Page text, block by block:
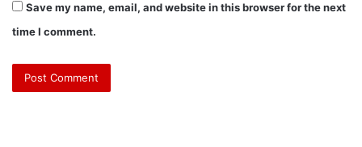
Save my name, email, and website in this browser for the next
time I comment.